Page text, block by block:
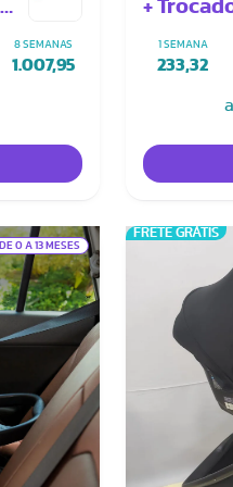
8 SEMANAS
1.007,95
+
1 SEMANA
233,32
DE 0 A 13 MESES
FRETE GRÁTIS